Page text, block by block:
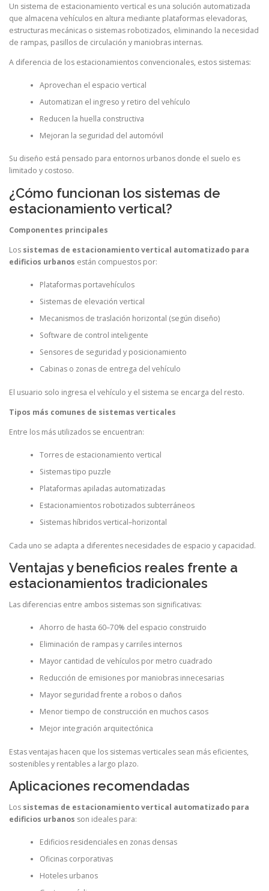
Un sistema de estacionamiento vertical es una solución automatizada
que almacena vehículos en altura mediante plataformas elevadoras,
estructuras mecánicas o sistemas robotizados, eliminando la necesidad
de rampas, pasillos de circulación y maniobras internas.
A diferencia de los estacionamientos convencionales, estos sistemas:
Aprovechan el espacio vertical
Automatizan el ingreso y retiro del vehículo
Reducen la huella constructiva
Mejoran la seguridad del automóvil
Su diseño está pensado para entornos urbanos donde el suelo es
limitado y costoso.
¿Cómo funcionan los sistemas de
estacionamiento vertical?
Componentes principales
Los sistemas de estacionamiento vertical automatizado para
edificios urbanos están compuestos por:
Plataformas portavehículos
Sistemas de elevación vertical
Mecanismos de traslación horizontal (según diseño)
Software de control inteligente
Sensores de seguridad y posicionamiento
Cabinas o zonas de entrega del vehículo
El usuario solo ingresa el vehículo y el sistema se encarga del resto.
Tipos más comunes de sistemas verticales
Entre los más utilizados se encuentran:
Torres de estacionamiento vertical
Sistemas tipo puzzle
Plataformas apiladas automatizadas
Estacionamientos robotizados subterráneos
Sistemas híbridos vertical–horizontal
Cada uno se adapta a diferentes necesidades de espacio y capacidad.
Ventajas y beneficios reales frente a
estacionamientos tradicionales
Las diferencias entre ambos sistemas son significativas:
Ahorro de hasta 60–70% del espacio construido
Eliminación de rampas y carriles internos
Mayor cantidad de vehículos por metro cuadrado
Reducción de emisiones por maniobras innecesarias
Mayor seguridad frente a robos o daños
Menor tiempo de construcción en muchos casos
Mejor integración arquitectónica
Estas ventajas hacen que los sistemas verticales sean más eficientes,
sostenibles y rentables a largo plazo.
Aplicaciones recomendadas
Los sistemas de estacionamiento vertical automatizado para
edificios urbanos son ideales para:
Edificios residenciales en zonas densas
Oficinas corporativas
Hoteles urbanos